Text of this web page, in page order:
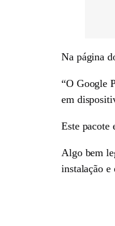
Na página
“O Google
em
Este pacote
Algo bem
instalação e